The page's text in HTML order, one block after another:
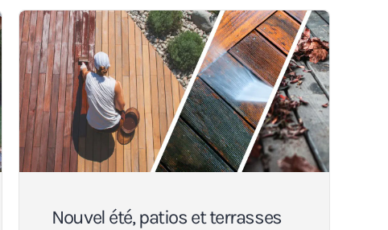
Nouvel été, patios et terrasses